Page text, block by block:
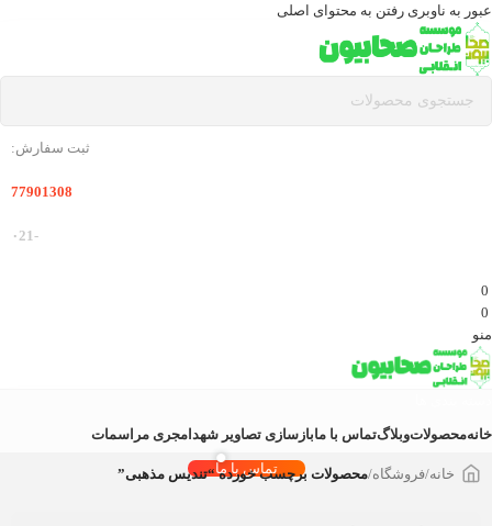
عبور به ناوبری رفتن به محتوای اصلی
ثبت سفارش:
77901308
-۰21
0
0
منو
خانهمحصولاتوبلاگتماس با مابازسازی تصاویر شهدا مجری مراسمات
تماس با ما خانه/فروشگاه/محصولات برچسب خورده “تندیس مذهبی”